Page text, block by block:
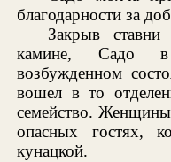
благодарности за
Закрыв
камине, Садо
возбужденном
вошел в то
семейство.
опасных гостях,
кунацкой.